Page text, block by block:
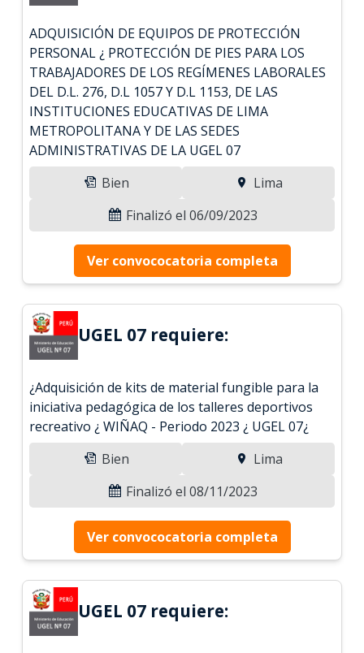
ADQUISICIÓN DE EQUIPOS DE PROTECCIÓN
PERSONAL ¿ PROTECCIÓN DE PIES PARA LOS
TRABAJADORES DE LOS REGÍMENES LABORALES
DEL D.L. 276, D.L 1057 Y D.L 1153, DE LAS
INSTITUCIONES EDUCATIVAS DE LIMA
METROPOLITANA Y DE LAS SEDES
ADMINISTRATIVAS DE LA UGEL 07
Bien
Lima
Finalizó el 06/09/2023
Ver convococatoria completa
UGEL 07 requiere:
¿Adquisición de kits de material fungible para la
iniciativa pedagógica de los talleres deportivos
recreativo ¿ WIÑAQ - Periodo 2023 ¿ UGEL 07¿
Bien
Lima
Finalizó el 08/11/2023
Ver convococatoria completa
UGEL 07 requiere: